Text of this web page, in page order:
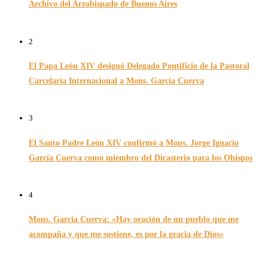
Archivo del Arzobispado de Buenos Aires
2
El Papa León XIV designó Delegado Pontificio de la Pastoral
Carcelaria Internacional a Mons. García Cuerva
3
El Santo Padre León XIV confirmó a Mons. Jorge Ignacio
García Cuerva como miembro del Dicasterio para los Obispos
4
Mons. García Cuerva: «Hay oración de un pueblo que me
acompaña y que me sostiene, es por la gracia de Dios»